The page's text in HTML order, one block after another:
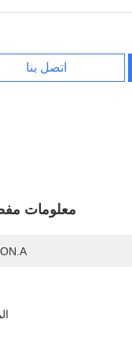
اتصل بنا
معلومات